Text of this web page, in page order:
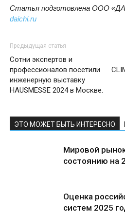
Статья подготовлена ООО
daichi.ru
Предыдущая статья
Сотни экспертов и
профессионалов посетили
инженерную выставку
HAUSMESSE 2024 в Москве.
ЭТО МОЖЕТ БЫТЬ ИНТЕРЕСНО
Мировой
состоянию на
Оценка
систем 2025